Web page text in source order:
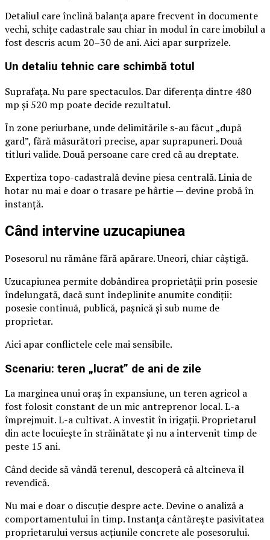
Detaliul care înclină balanța apare frecvent în documente
vechi, schițe cadastrale sau chiar în modul în care imobilul a
fost descris acum 20–30 de ani. Aici apar surprizele.
Un detaliu tehnic care schimbă totul
Suprafața. Nu pare spectaculos. Dar diferența dintre 480
mp și 520 mp poate decide rezultatul.
În zone periurbane, unde delimitările s-au făcut „după
gard”, fără măsurători precise, apar suprapuneri. Două
titluri valide. Două persoane care cred că au dreptate.
Expertiza topo-cadastrală devine piesa centrală. Linia de
hotar nu mai e doar o trasare pe hârtie — devine probă în
instanță.
Când intervine uzucapiunea
Posesorul nu rămâne fără apărare. Uneori, chiar câștigă.
Uzucapiunea permite dobândirea proprietății prin posesie
îndelungată, dacă sunt îndeplinite anumite condiții:
posesie continuă, publică, pașnică și sub nume de
proprietar.
Aici apar conflictele cele mai sensibile.
Scenariu: teren „lucrat” de ani de zile
La marginea unui oraș în expansiune, un teren agricol a
fost folosit constant de un mic antreprenor local. L-a
împrejmuit. L-a cultivat. A investit în irigații. Proprietarul
din acte locuiește în străinătate și nu a intervenit timp de
peste 15 ani.
Când decide să vândă terenul, descoperă că altcineva îl
revendică.
Nu mai e doar o discuție despre acte. Devine o analiză a
comportamentului în timp. Instanța cântărește pasivitatea
proprietarului versus acțiunile concrete ale posesorului.